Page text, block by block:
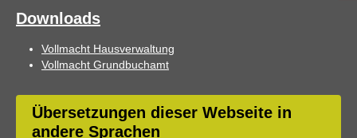
Downloads
Vollmacht Hausverwaltung
Vollmacht Grundbuchamt
Übersetzungen dieser Webseite in
andere Sprachen